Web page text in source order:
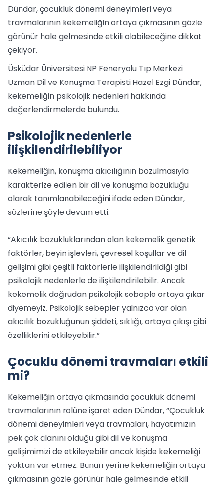
Dündar, çocukluk dönemi deneyimleri veya
travmalarının kekemeliğin ortaya çıkmasının gözle
görünür hale gelmesinde etkili olabileceğine dikkat
çekiyor.
Üsküdar Üniversitesi NP Feneryolu Tıp Merkezi
Uzman Dil ve Konuşma Terapisti Hazel Ezgi Dündar,
kekemeliğin psikolojik nedenleri hakkında
değerlendirmelerde bulundu.
Psikolojik nedenlerle
ilişkilendirilebiliyor
Kekemeliğin, konuşma akıcılığının bozulmasıyla
karakterize edilen bir dil ve konuşma bozukluğu
olarak tanımlanabileceğini ifade eden Dündar,
sözlerine şöyle devam etti:
“Akıcılık bozukluklarından olan kekemelik genetik
faktörler, beyin işlevleri, çevresel koşullar ve dil
gelişimi gibi çeşitli faktörlerle ilişkilendirildiği gibi
psikolojik nedenlerle de ilişkilendirilebilir. Ancak
kekemelik doğrudan psikolojik sebeple ortaya çıkar
diyemeyiz. Psikolojik sebepler yalnızca var olan
akıcılık bozukluğunun şiddeti, sıklığı, ortaya çıkışı gibi
özelliklerini etkileyebilir.”
Çocuklu dönemi travmaları etkili
mi?
Kekemeliğin ortaya çıkmasında çocukluk dönemi
travmalarının rolüne işaret eden Dündar, “Çocukluk
dönemi deneyimleri veya travmaları, hayatımızın
pek çok alanını olduğu gibi dil ve konuşma
gelişimimizi de etkileyebilir ancak kişide kekemeliği
yoktan var etmez. Bunun yerine kekemeliğin ortaya
çıkmasının gözle görünür hale gelmesinde etkili